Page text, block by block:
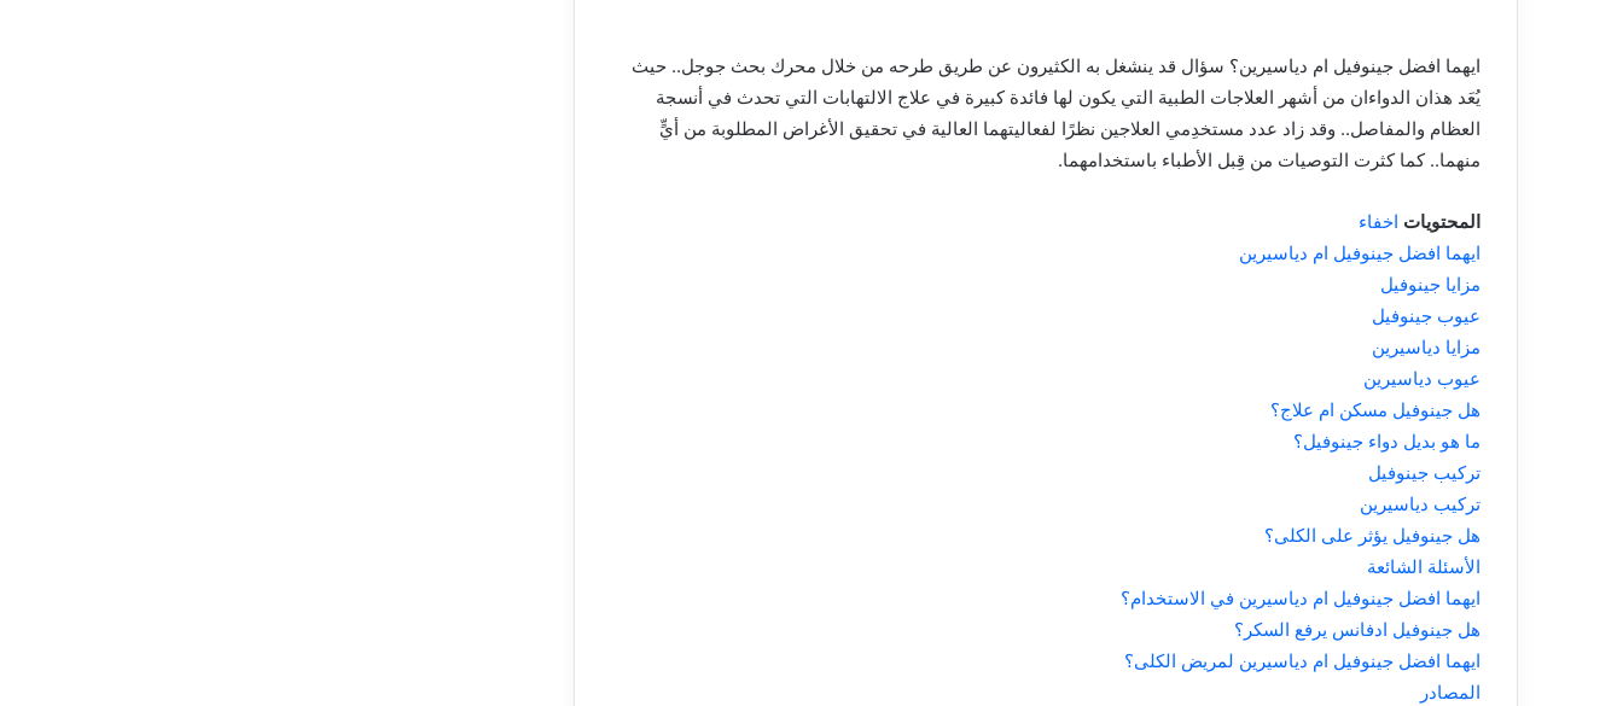
ايهما افضل جينوفيل ام دياسيرين؟ سؤال قد ينشغل به الكثيرون عن طريق طرحه من خلال محرك بحث جوجل.. حيث
يُعَد هذان الدواءان من أشهر العلاجات الطبية التي يكون لها فائدة كبيرة في علاج الالتهابات التي تحدث في أنسجة
العظام والمفاصل.. وقد زاد عدد مستخدِمي العلاجين نظرًا لفعاليتهما العالية في تحقيق الأغراض المطلوبة من أيٍّ
منهما.. كما كثرت التوصيات من قِبل الأطباء باستخدامهما.
المحتويات اخفاء
ايهما افضل جينوفيل ام دياسيرين
مزايا جينوفيل
عيوب جينوفيل
مزايا دياسيرين
عيوب دياسيرين
هل جينوفيل مسكن ام علاج؟
ما هو بديل دواء جينوفيل؟
تركيب جينوفيل
تركيب دياسيرين
هل جينوفيل يؤثر على الكلى؟
الأسئلة الشائعة
ايهما افضل جينوفيل ام دياسيرين في الاستخدام؟
هل جينوفيل ادفانس يرفع السكر؟
ايهما افضل جينوفيل ام دياسيرين لمريض الكلى؟
المصادر